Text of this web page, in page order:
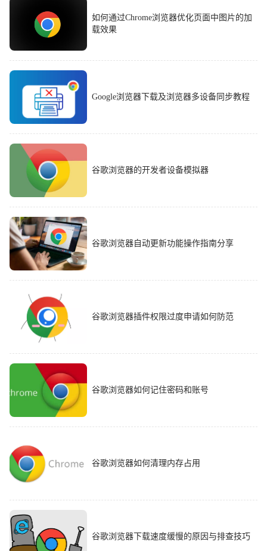
如何通过Chrome浏览器优化页面中图片的加
载效果
Google浏览器下载及浏览器多设备同步教程
谷歌浏览器的开发者设备模拟器
谷歌浏览器自动更新功能操作指南分享
谷歌浏览器插件权限过度申请如何防范
谷歌浏览器如何记住密码和账号
谷歌浏览器如何清理内存占用
谷歌浏览器下载速度缓慢的原因与排查技巧